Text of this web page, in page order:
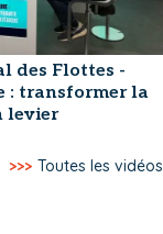
des Flottes -
: transformer la
levier
>>> Toutes les vidéos